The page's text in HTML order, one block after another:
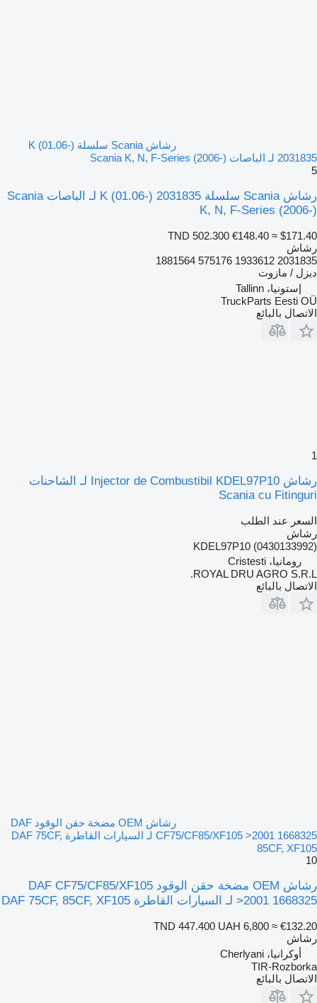
رشاش Scania سلسلة K (01.06-)
2031835 لـ الباصات Scania K, N, F-Series (2006-)
5
رشاش Scania سلسلة K (01.06-) 2031835 لـ الباصات Scania
K, N, F-Series (2006-)
TND 502.300 €148.40 ≈ $171.40
رشاش
2031835 1933612 575176 1881564
ديزل / مازوت
إستونيا، Tallinn
TruckParts Eesti OÜ
الاتصال بالبائع
1
رشاش Injector de Combustibil KDEL97P10 لـ الشاحنات
Scania cu Fitinguri
السعر عند الطلب
رشاش
KDEL97P10 (0430133992)
رومانيا، Cristesti
ROYAL DRU AGRO S.R.L.
الاتصال بالبائع
رشاش OEM مضخة حقن الوقود DAF
CF75/CF85/XF105 >2001 1668325 لـ السيارات القاطرة DAF 75CF,
85CF, XF105
10
رشاش OEM مضخة حقن الوقود DAF CF75/CF85/XF105
>2001 1668325 لـ السيارات القاطرة DAF 75CF, 85CF, XF105
TND 447.400 UAH 6,800 ≈ €132.20
رشاش
أوكرانيا، Cherlyani
TIR-Rozborka
الاتصال بالبائع